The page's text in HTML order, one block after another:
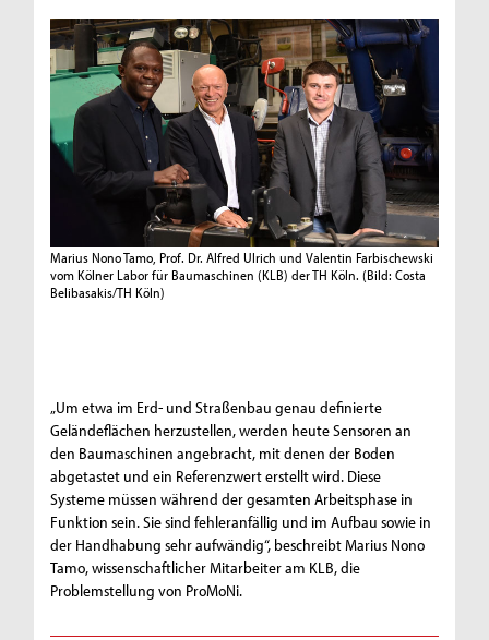
Marius Nono Tamo, Prof. Dr. Alfred Ulrich und Valentin Farbischewski
vom Kölner Labor für Baumaschinen (KLB) der TH Köln.(Bild: Costa
Belibasakis/TH Köln)
„Um etwa im Erd- und Straßenbau genau definierte
Geländeflächen herzustellen, werden heute Sensoren an
den Baumaschinen angebracht, mit denen der Boden
abgetastet und ein Referenzwert erstellt wird. Diese
Systeme müssen während der gesamten Arbeitsphase in
Funktion sein. Sie sind fehleranfällig und im Aufbau sowie in
der Handhabung sehr aufwändig“, beschreibt Marius Nono
Tamo, wissenschaftlicher Mitarbeiter am KLB, die
Problemstellung von ProMoNi.